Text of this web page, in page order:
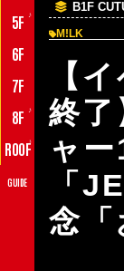
5F
♪
6F
7F
8F
♪
ROOF♪
GUIDE
B1F
M!LK
【
終
ャ
「
念